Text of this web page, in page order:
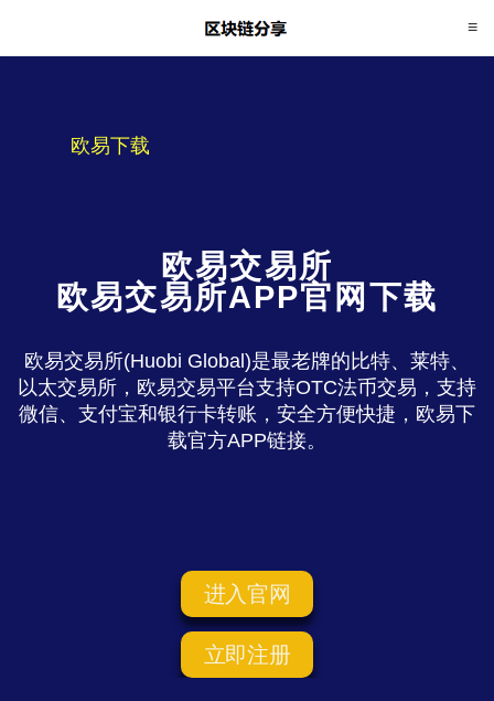
欧易下载
欧易交易所
欧易交易所APP官网下载
欧易交易所(Huobi Global)是最老牌的比特、莱特、
以太交易所，欧易交易平台支持OTC法币交易，支持
微信、支付宝和银行卡转账，安全方便快捷，欧易下
载官方APP链接。
进入官网
立即注册